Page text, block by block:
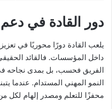
دور القادة في
يلعب القادة دورًا محوريًا في
داخل المؤسسات. فالقائد
الفريق فحسب، بل بمدى نجاحه
النمو المهني المستدام. عندما
محفزًا للتعلم ومصدر إلهام لكل